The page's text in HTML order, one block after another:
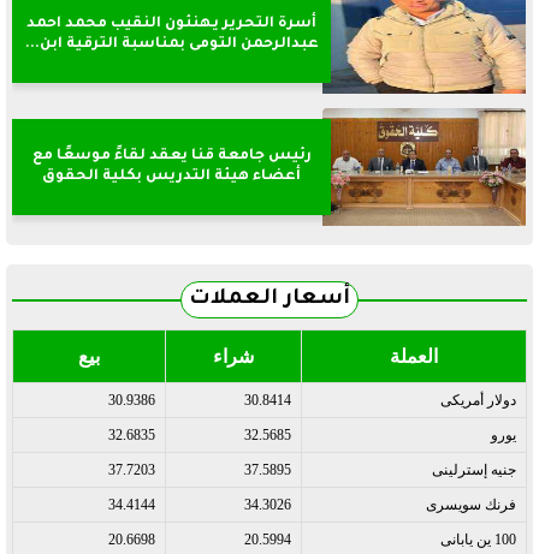
أسرة التحرير يهنئون النقيب محمد احمد
عبدالرحمن التومى بمناسبة الترقية ابن...
رئيس جامعة قنا يعقد لقاءً موسعًا مع
أعضاء هيئة التدريس بكلية الحقوق
أسعار العملات
العملة شراء بيع
دولار أمريكى 30.8414
30.9386
يورو 32.5685
32.6835
جنيه إسترلينى 37.5895
37.7203
فرنك سويسرى 34.3026
34.4144
100 ين يابانى 20.5994
20.6698